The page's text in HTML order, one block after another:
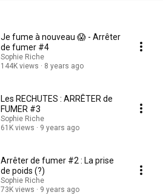
Je fume à nouveau 😱 - Arrêter
de fumer #4
Sophie Riche
144K views
8 years ago
Les RECHUTES : ARRÊTER de
FUMER #3
Sophie Riche
61K views
9 years ago
Arrêter de fumer #2 : La prise
de poids (?)
Sophie Riche
73K views
9 years ago